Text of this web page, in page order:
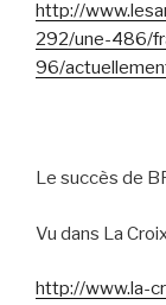
http://
292/une-486/
96/
Le succès de
Vu dans La
http://www.la-